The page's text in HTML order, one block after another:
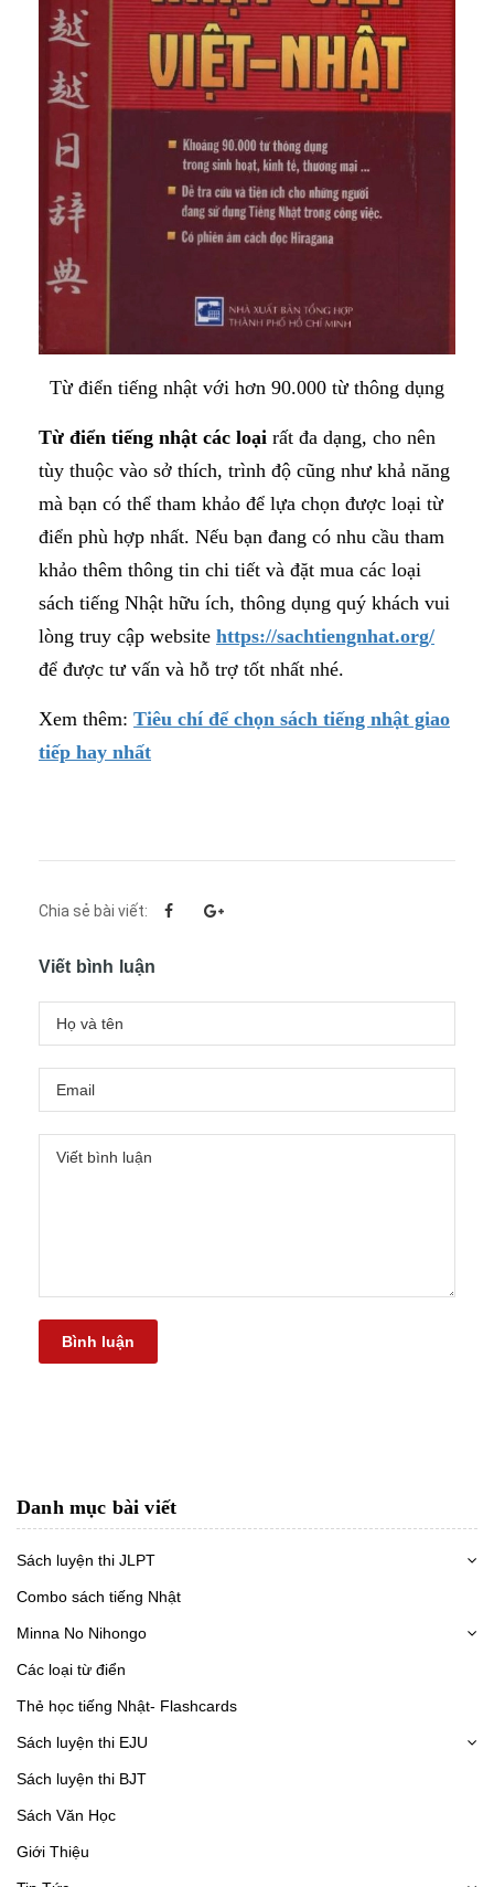
Từ điển tiếng nhật với hơn 90.000 từ thông dụng
Từ điển tiếng nhật các loại rất đa dạng, cho nên
tùy thuộc vào sở thích, trình độ cũng như khả năng
mà bạn có thể tham khảo để lựa chọn được loại từ
điển phù hợp nhất. Nếu bạn đang có nhu cầu tham
khảo thêm thông tin chi tiết và đặt mua các loại
sách tiếng Nhật hữu ích, thông dụng quý khách vui
lòng truy cập website https://sachtiengnhat.org/
để được tư vấn và hỗ trợ tốt nhất nhé.
Xem thêm: Tiêu chí để chọn sách tiếng nhật giao
tiếp hay nhất
Chia sẻ bài viết:
Viết bình luận
Bình luận
Danh mục bài viết
Sách luyện thi JLPT
Combo sách tiếng Nhật
Minna No Nihongo
Các loại từ điển
Thẻ học tiếng Nhật- Flashcards
Sách luyện thi EJU
Sách luyện thi BJT
Sách Văn Học
Giới Thiệu